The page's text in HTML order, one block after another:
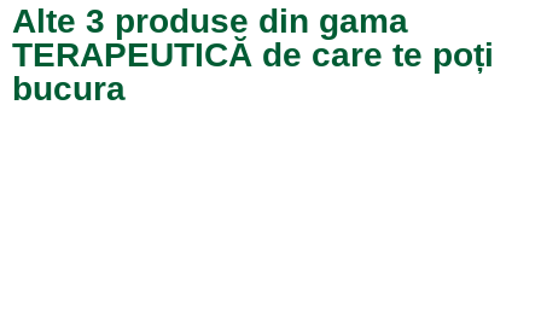
Alte 3 produse din gama
TERAPEUTICĂ de care te poți
bucura